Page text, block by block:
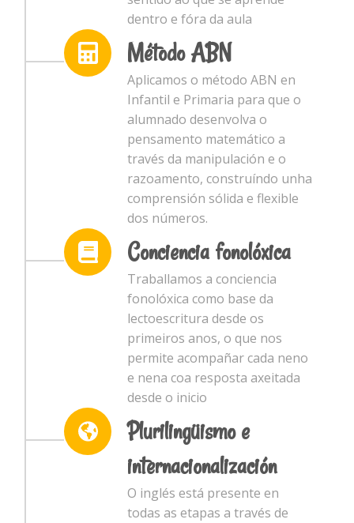
dentro e fóra da aula
Método ABN
Aplicamos o método ABN en
Infantil e Primaria para que o
alumnado desenvolva o
pensamento matemático a
través da manipulación e o
razoamento, construíndo unha
comprensión sólida e flexible
dos números.
Conciencia fonolóxica
Traballamos a conciencia
fonolóxica como base da
lectoescritura desde os
primeiros anos, o que nos
permite acompañar cada neno
e nena coa resposta axeitada
desde o inicio
Plurilingüismo e
internacionalización
O inglés está presente en
todas as etapas a través de